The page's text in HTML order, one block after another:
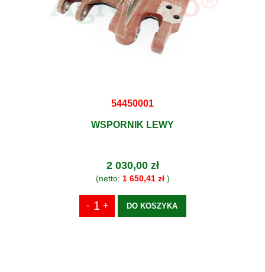
54450001
WSPORNIK LEWY
2 030,00 zł
(netto: 1 650,41 zł)
DO KOSZYKA